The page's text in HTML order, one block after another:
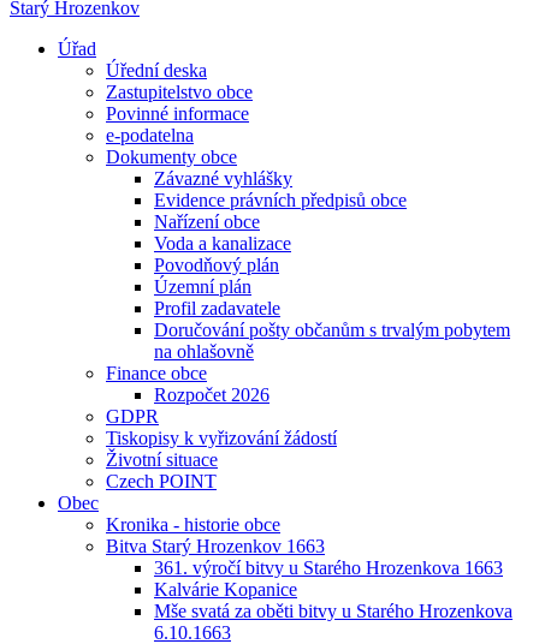
Starý Hrozenkov
Úřad
Úřední deska
Zastupitelstvo obce
Povinné informace
e-podatelna
Dokumenty obce
Závazné vyhlášky
Evidence právních předpisů obce
Nařízení obce
Voda a kanalizace
Povodňový plán
Územní plán
Profil zadavatele
Doručování pošty občanům s trvalým pobytem
na ohlašovně
Finance obce
Rozpočet 2026
GDPR
Tiskopisy k vyřizování žádostí
Životní situace
Czech POINT
Obec
Kronika - historie obce
Bitva Starý Hrozenkov 1663
361. výročí bitvy u Starého Hrozenkova 1663
Kalvárie Kopanice
Mše svatá za oběti bitvy u Starého Hrozenkova
6.10.1663